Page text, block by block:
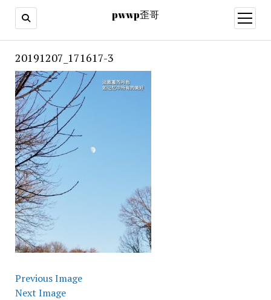
pwwp歪哥
open
menu
20191207_171617-3
Previous Image
Next Image